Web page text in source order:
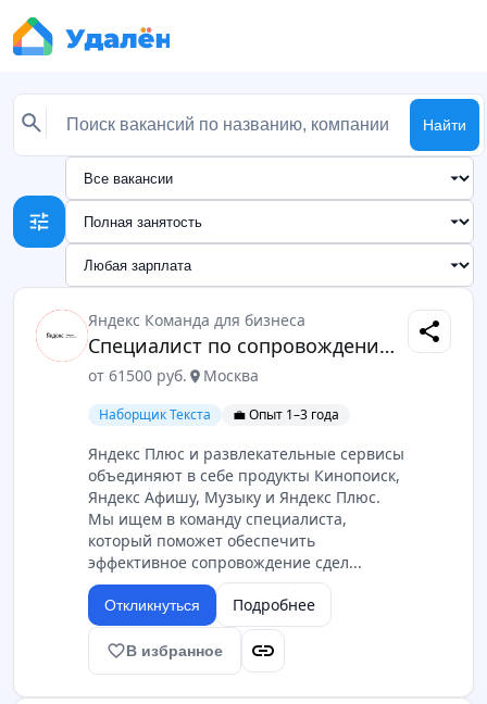
Найти
tune
Яндекс Команда для бизнеса
Специалист по сопровождению сделок
от 61500 руб. location_on Москва
Наборщик Текста 💼 Опыт 1–3 года
Яндекс Плюс и развлекательные сервисы
объединяют в себе продукты Кинопоиск,
Яндекс Афишу, Музыку и Яндекс Плюс.
Мы ищем в команду специалиста,
который поможет обеспечить
эффективное сопровождение сдел...
Откликнуться Подробнее
favorite_borderВ избранное link
share